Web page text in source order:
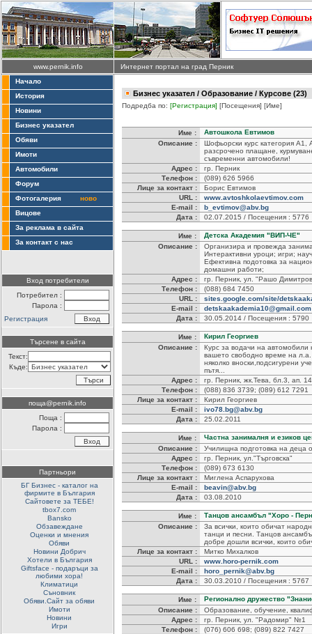
www.pernik.info
Интернет портал на град Перник
Начало
История
Новини
Бизнес указател
Обяви
Имоти
Автомобили
Форум
Фотогалерия
ново
Вицове
За реклама в сайта
За контакт с нас
Вход потребители
Потребител :
Парола :
Регистрация
Търсене в сайта
Текст:
Къде:
поща@pernik.info
Поща :
Парола :
Партньори
БГ Бизнес - каталог на
фирмите в България
Сайтовете за ТЕБЕ!
tbox7.com
Bansko
Обзавеждане
Оценки и мнения
Обяви
Новини Добрич
Хотели в България
Giftsface - подаръци за
любими хора!
Климатици
Съновник
Обяви.Сайт за обяви
Имоти
Новини
Игри
Бизнес указател / Образование / Курсове (23)
Подредба по: [Регистрация] [Посещения] [Име]
Име :
Автошкола Евтимов
Описание :
Шофьорски курс категория
разсрочено плащане,
съвременни автомобили!
Адрес :
гр. Перник
Телефон :
(089) 626 5966
Лице за контакт :
Борис Евтимов
URL :
www.avtoshkolaevtimov.com
E-mail :
b_evtimov@abv.bg
Дата :
02.07.2015 / Посещения : 5776
Име :
Детска Академия "ВИП-ЧЕ"
Описание :
Организира и провежда
Интерактивни уроци; игри;
Ефективна подотовка за
домашни работи;
Адрес :
гр. Перник, ул. "Рашо
Телефон :
(088) 684 7450
URL :
sites.google.com/site/
E-mail :
detskaakademia10@gmail.com
Дата :
30.05.2014 / Посещения : 5790
Име :
Кирил Георгиев
Описание :
Курс за водачи на автомобили
вашето свободно време на
няколко вноски,подсигурени
пътя...
Адрес :
гр. Перник, жк.Тева, бл.3, ап. 14
Телефон :
(088) 836 3739; (089) 612 7291
Лице за контакт :
Кирил Георгиев
E-mail :
ivo78.bg@abv.bg
Дата :
25.02.2011
Име :
Частна занималня и езиков
Описание :
Училищна подготовка на деца
Адрес :
гр. Перник, ул."Търговска"
Телефон :
(089) 673 6130
Лице за контакт :
Миглена Аспарухова
E-mail :
beavin@abv.bg
Дата :
03.08.2010
Име :
Танцов ансамбъл "Хоро -
Описание :
За всички, които обичат
танци и песни. Танцов
добре дошли всички, които
Лице за контакт :
Митко Михалков
URL :
www.horo-pernik.com
E-mail :
horo_pernik@abv.bg
Дата :
30.03.2010 / Посещения : 5767
Име :
Регионално дружество
Описание :
Образование, обучение,
Адрес :
гр. Перник, ул. "Радомир" №1
Телефон :
(076) 606 698; (089) 822 7427